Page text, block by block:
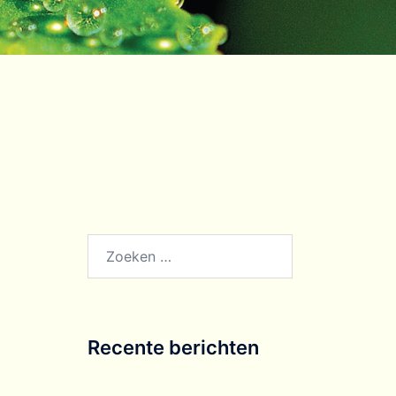
Recente berichten